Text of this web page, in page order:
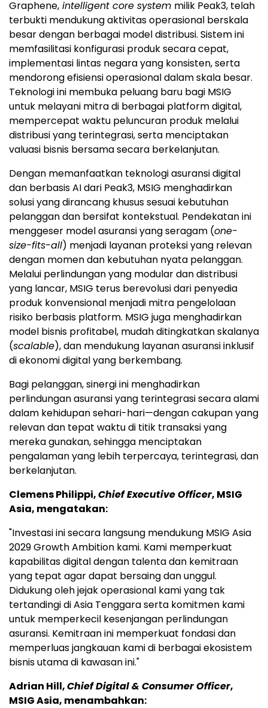
Graphene, intelligent core system milik Peak3, telah
terbukti mendukung aktivitas operasional berskala
besar dengan berbagai model distribusi. Sistem ini
memfasilitasi konfigurasi produk secara cepat,
implementasi lintas negara yang konsisten, serta
mendorong efisiensi operasional dalam skala besar.
Teknologi ini membuka peluang baru bagi MSIG
untuk melayani mitra di berbagai platform digital,
mempercepat waktu peluncuran produk melalui
distribusi yang terintegrasi, serta menciptakan
valuasi bisnis bersama secara berkelanjutan.
Dengan memanfaatkan teknologi asuransi digital
dan berbasis AI dari Peak3, MSIG menghadirkan
solusi yang dirancang khusus sesuai kebutuhan
pelanggan dan bersifat kontekstual. Pendekatan ini
menggeser model asuransi yang seragam (one-
size-fits-all) menjadi layanan proteksi yang relevan
dengan momen dan kebutuhan nyata pelanggan.
Melalui perlindungan yang modular dan distribusi
yang lancar, MSIG terus berevolusi dari penyedia
produk konvensional menjadi mitra pengelolaan
risiko berbasis platform. MSIG juga menghadirkan
model bisnis profitabel, mudah ditingkatkan skalanya
(scalable), dan mendukung layanan asuransi inklusif
di ekonomi digital yang berkembang.
Bagi pelanggan, sinergi ini menghadirkan
perlindungan asuransi yang terintegrasi secara alami
dalam kehidupan sehari-hari—dengan cakupan yang
relevan dan tepat waktu di titik transaksi yang
mereka gunakan, sehingga menciptakan
pengalaman yang lebih terpercaya, terintegrasi, dan
berkelanjutan.
Clemens Philippi,Chief Executive Officer, MSIG
Asia, mengatakan:
"Investasi ini secara langsung mendukung MSIG Asia
2029 Growth Ambition kami. Kami memperkuat
kapabilitas digital dengan talenta dan kemitraan
yang tepat agar dapat bersaing dan unggul.
Didukung oleh jejak operasional kami yang tak
tertandingi di Asia Tenggara serta komitmen kami
untuk memperkecil kesenjangan perlindungan
asuransi. Kemitraan ini memperkuat fondasi dan
memperluas jangkauan kami di berbagai ekosistem
bisnis utama di kawasan ini."
Adrian Hill,Chief Digital & Consumer Officer,
MSIG Asia, menambahkan: